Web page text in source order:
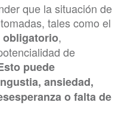
que la situación de
tales como el
,
de
puede
ansiedad,
o falta de